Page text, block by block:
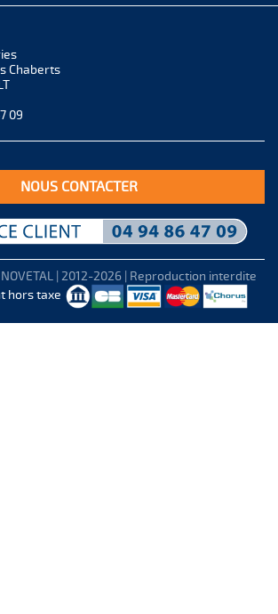
Chaberts
09
NOUS CONTACTER
| 2012-2026 | Reproduction interdite
hors taxe